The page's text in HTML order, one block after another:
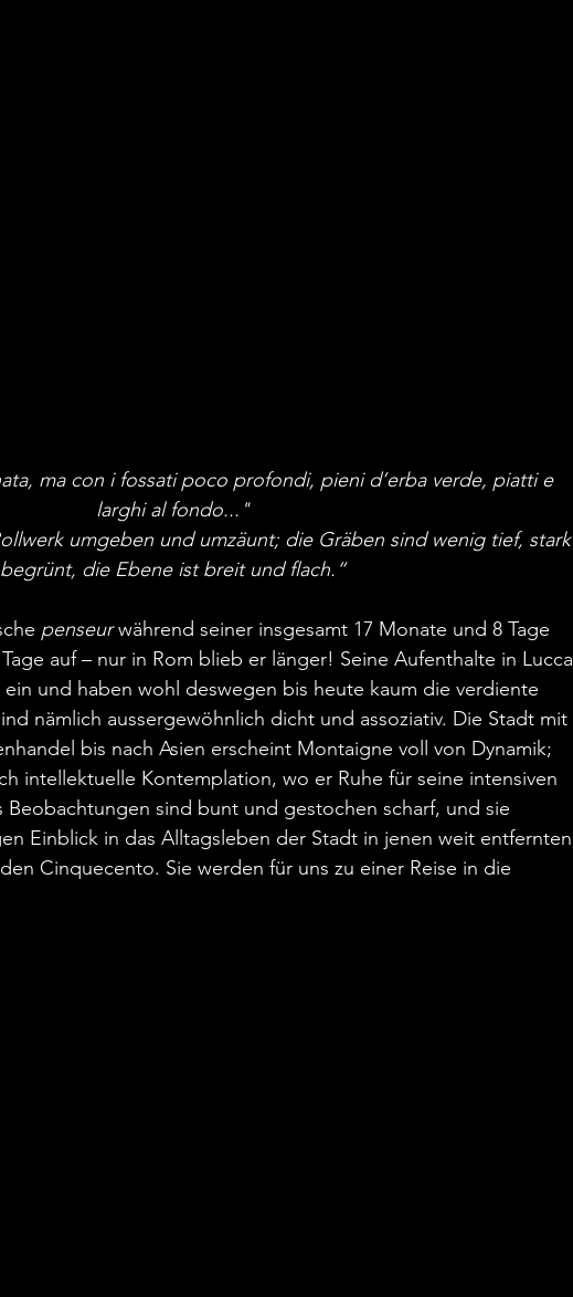
ma con i fossati poco profondi, pieni d’erba verde, piatti e
larghi al fondo..."
umgeben und umzäunt; die Gräben sind wenig tief, stark
begrünt, die Ebene ist breit und flach.“
penseur während seiner insgesamt 17 Monate und 8 Tage
auf – nur in Rom blieb er länger! Seine Aufenthalte in Lucca
und haben wohl deswegen bis heute kaum die verdiente
nämlich aussergewöhnlich dicht und assoziativ. Die Stadt mit
bis nach Asien erscheint Montaigne voll von Dynamik;
intellektuelle Kontemplation, wo er Ruhe für seine intensiven
sind bunt und gestochen scharf, und sie
Einblick in das Alltagsleben der Stadt in jenen weit entfernten
Cinquecento. Sie werden für uns zu einer Reise in die